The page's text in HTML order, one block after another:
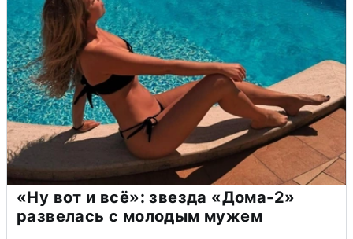
«Ну вот и всё»: звезда «Дома-2»
развелась с молодым мужем